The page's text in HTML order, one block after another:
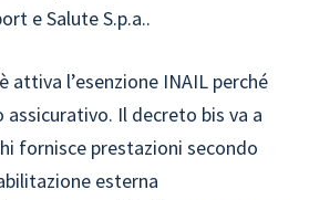
e Salute S.p.a..
attiva l’esenzione INAIL perché
Il decreto bis va a
fornisce prestazioni secondo
esterna